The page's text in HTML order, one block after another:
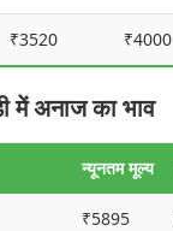
₹3520 ₹4000
अनाज का भाव
न्यूनतम मूल्य
₹5895